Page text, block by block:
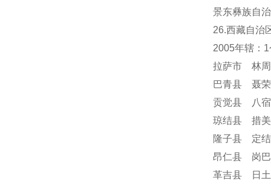
景东彝族自
26.西藏自治
2005年辖：
拉萨市 林
巴青县 聂
贡觉县 八
琼结县 措
隆子县 定
昂仁县 岗
革吉县 日